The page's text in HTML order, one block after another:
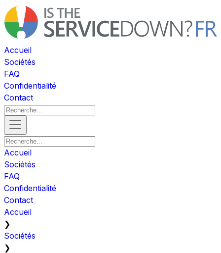
Accueil
Sociétés
FAQ
Confidentialité
Contact
Accueil
Sociétés
FAQ
Confidentialité
Contact
Accueil
❯
Sociétés
❯